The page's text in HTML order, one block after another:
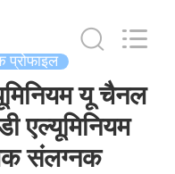
प्रोफाइल
यू चैनल
एल्यूमिनियम
संलग्नक